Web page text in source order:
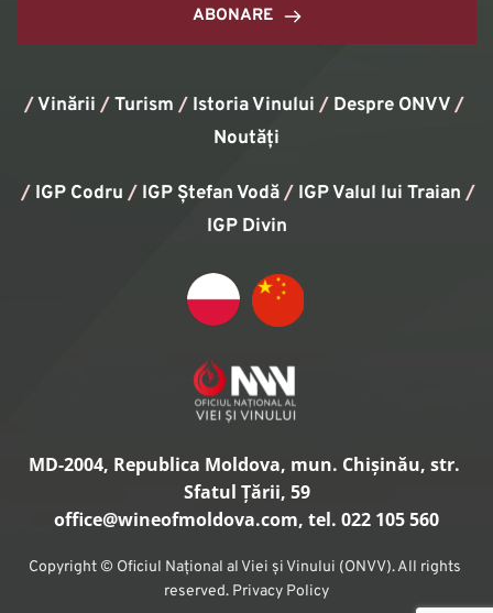
ABONARE
/Vinării /Turism / Istoria Vinului / Despre ONVV/
Noutăți
/ IGP Codru / IGP Ștefan Vodă/ IGP Valul lui Traian
IGP Divin
MD-2004, Republica Moldova, mun. Chișinău, str.
Sfatul Țării, 59
office@wineofmoldova.com, tel. 022 105 560
Copyright © Oficiul Național al Viei și Vinului (ONVV). All rights
reserved. Privacy Policy